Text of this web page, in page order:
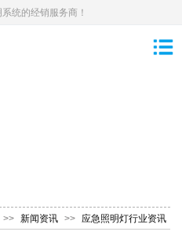
统的经销服务商！
>> 新闻资讯 >> 应急照明灯行业资讯